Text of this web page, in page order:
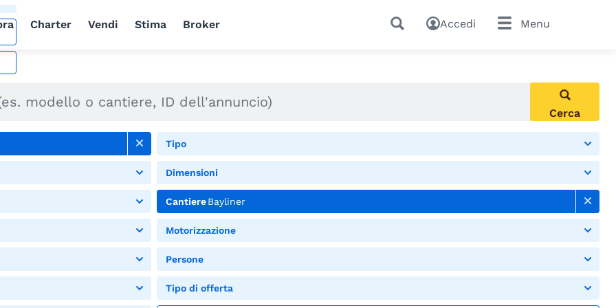
Charter Vendi Stima Broker Accedi Menu
Cerca
Tipo
Dimensioni
CantiereBayliner
Motorizzazione
Persone
Tipo di offerta